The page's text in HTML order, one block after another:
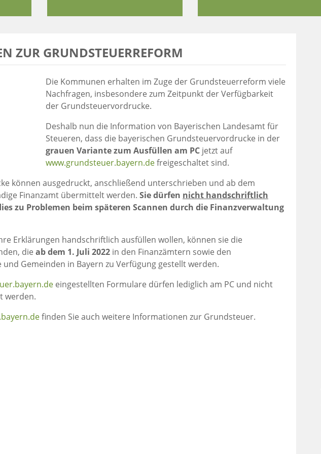
ZUR GRUNDSTEUERREFORM
Die Kommunen erhalten im Zuge der Grundsteuerreform viele
Nachfragen, insbesondere zum Zeitpunkt der Verfügbarkeit
der Grundsteuervordrucke.
Deshalb nun die Information von Bayerischen Landesamt für
Steueren, dass die bayerischen Grundsteuervordrucke in der
grauen Variante zum Ausfüllen am PC jetzt auf
www.grundsteuer.bayern.defreigeschaltet sind.
können ausgedruckt, anschließend unterschrieben und ab dem
Finanzamt übermittelt werden. Sie dürfen nicht handschriftlich
zu Problemen beim späteren Scannen durch die Finanzverwaltung
Erklärungen handschriftlich ausfüllen wollen, können sie die
die ab dem 1. Juli 2022 in den Finanzämtern sowie den
Gemeinden in Bayern zu Verfügung gestellt werden.
eingestellten Formulare dürfen lediglich am PC und nicht
werden.
finden Sie auch weitere Informationen zur Grundsteuer.